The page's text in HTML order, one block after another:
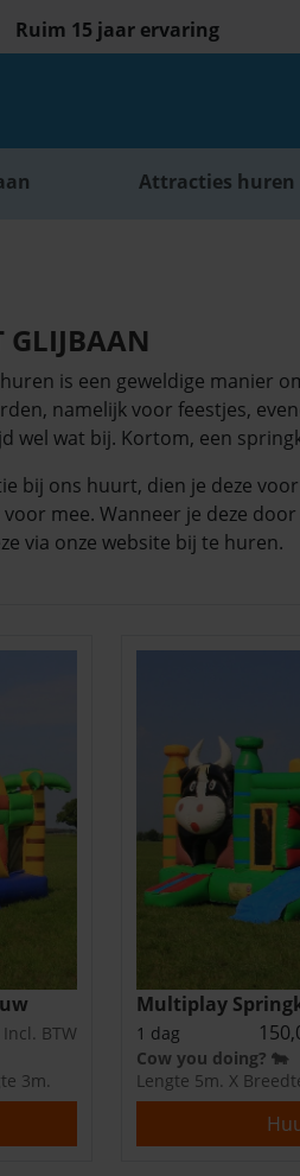
Ruim 15 jaar ervaring
Attracties huren
GLIJBAAN
is een geweldige manier
namelijk voor feestjes,
wel wat bij. Kortom, een
bij ons huurt, dien je deze
mee. Wanneer je deze
via onze website bij te huren.
Incl. BTW
3m.
Multiplay
1 dag
Cow you doing? 🐄
Lengte 5m. X